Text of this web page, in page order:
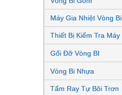
Máy Gia Nhiệt Vòng Bi
Thiết Bị Kiểm Tra Máy
Gối Đỡ Vòng BI
Vòng Bi Nhựa
Tấm Ray Tự Bôi Trơn